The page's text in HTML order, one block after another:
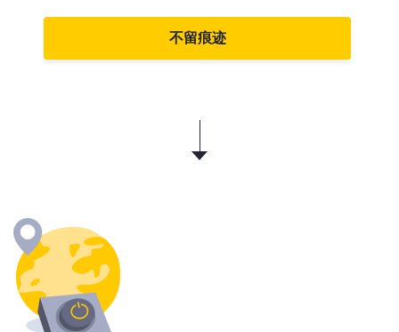
不留痕迹